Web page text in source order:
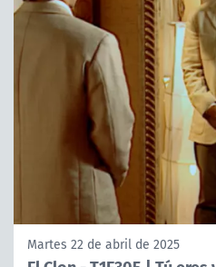
Martes 22 de abril de 2025